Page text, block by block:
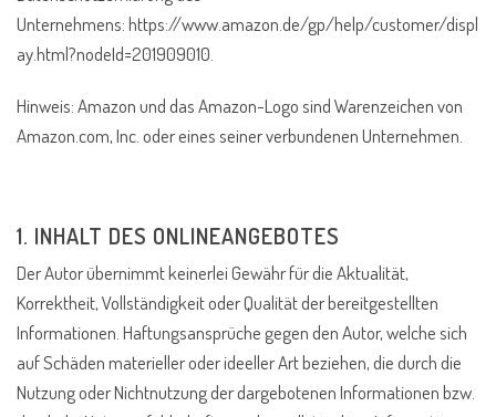
Unternehmens: https://www.amazon.de/gp/help/customer/displ
ay.html?nodeId=201909010.
Hinweis: Amazon und das Amazon-Logo sind Warenzeichen von
Amazon.com, Inc. oder eines seiner verbundenen Unternehmen.
1. INHALT DES ONLINEANGEBOTES
Der Autor übernimmt keinerlei Gewähr für die Aktualität,
Korrektheit, Vollständigkeit oder Qualität der bereitgestellten
Informationen. Haftungsansprüche gegen den Autor, welche sich
auf Schäden materieller oder ideeller Art beziehen, die durch die
Nutzung oder Nichtnutzung der dargebotenen Informationen bzw.